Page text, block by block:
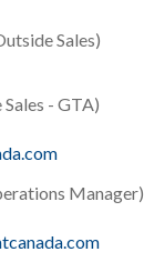
Sales)
- GTA)
Manager)